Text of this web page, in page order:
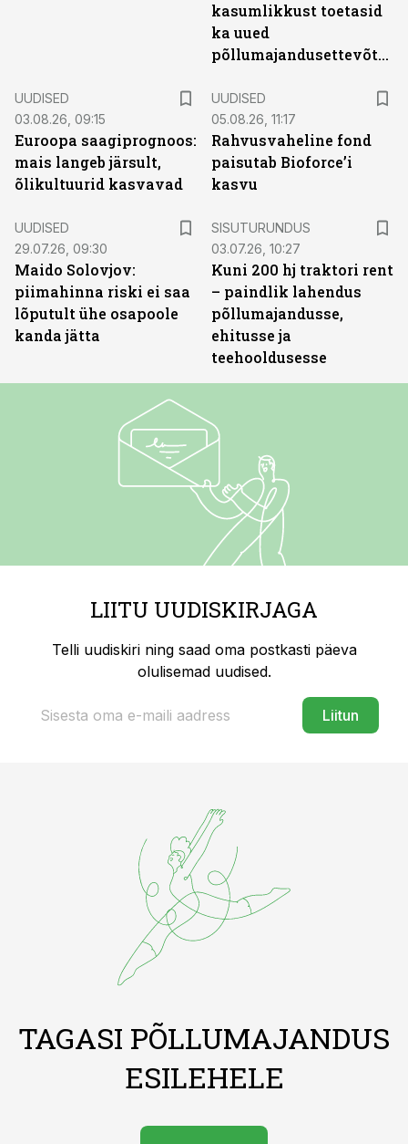
kasumlikkust toetasid
ka uued
põllumajandusettevõtted
UUDISED
03.08.26, 09:15
Euroopa saagiprognoos:
mais langeb järsult,
õlikultuurid kasvavad
UUDISED
05.08.26, 11:17
Rahvusvaheline fond
paisutab Bioforce’i
kasvu
UUDISED
29.07.26, 09:30
Maido Solovjov:
piimahinna riski ei saa
lõputult ühe osapoole
kanda jätta
SISUTURUNDUS
03.07.26, 10:27
Kuni 200 hj traktori rent
– paindlik lahendus
põllumajandusse,
ehitusse ja
teehooldusesse
LIITU UUDISKIRJAGA
Telli uudiskiri ning saad oma postkasti päeva
olulisemad uudised.
Liitun
TAGASI PÕLLUMAJANDUS
ESILEHELE